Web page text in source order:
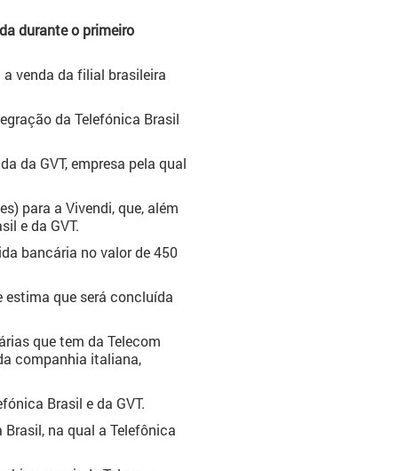
durante o primeiro
venda da filial brasileira
da Telefónica Brasil
da GVT, empresa pela qual
para a Vivendi, que, além
e da GVT.
bancária no valor de 450
que será concluída
que tem da Telecom
companhia italiana,
Brasil e da GVT.
na qual a Telefônica